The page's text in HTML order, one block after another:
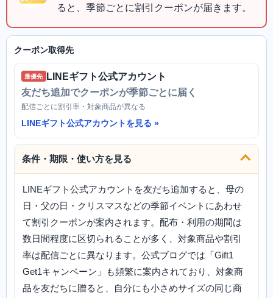
ると、季節ごとに割引クーポンが届きます。
クーポン取得先
最優先
LINEギフト公式アカウント
友だち追加でクーポンが季節ごとに届く
配信ごとに割引率・対象商品が異なる
LINEギフト公式アカウントを見る
条件・期限・使い方を見る
LINEギフト公式アカウントを友だち追加すると、母の
日・父の日・クリスマスなどの季節イベントにあわせ
て割引クーポンが案内されます。配布・利用の期間は
数日間程度に区切られることが多く、対象商品や割引
率は配信ごとに異なります。公式ブログでは「Gift1
Get1キャンペーン」も頻繁に案内されており、対象商
品を友だちに贈ると、自分にも小さめサイズの同じ商